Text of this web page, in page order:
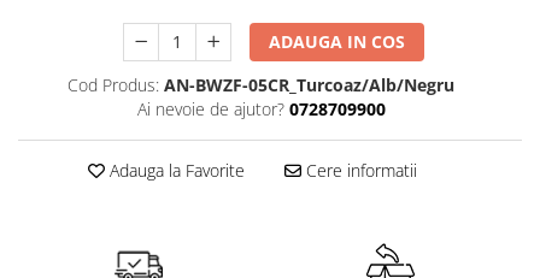
Lampi de veghe
Sac de dormit copii
Sac de dormit 80 cm
ADAUGA IN COS
Cod Produs: AN-BWZF-05CR_Turcoaz/Alb/Negru
Ai nevoie de ajutor? 0728709900
Adauga la Favorite Cere informatii